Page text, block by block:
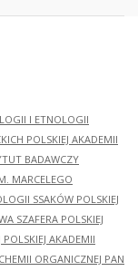
I ETNOLOGII
POLSKIEJ AKADEMII
BADAWCZY
MARCELEGO
SSAKÓW POLSKIEJ
SZAFERA POLSKIEJ
AKADEMII
ORGANICZNEJ PAN